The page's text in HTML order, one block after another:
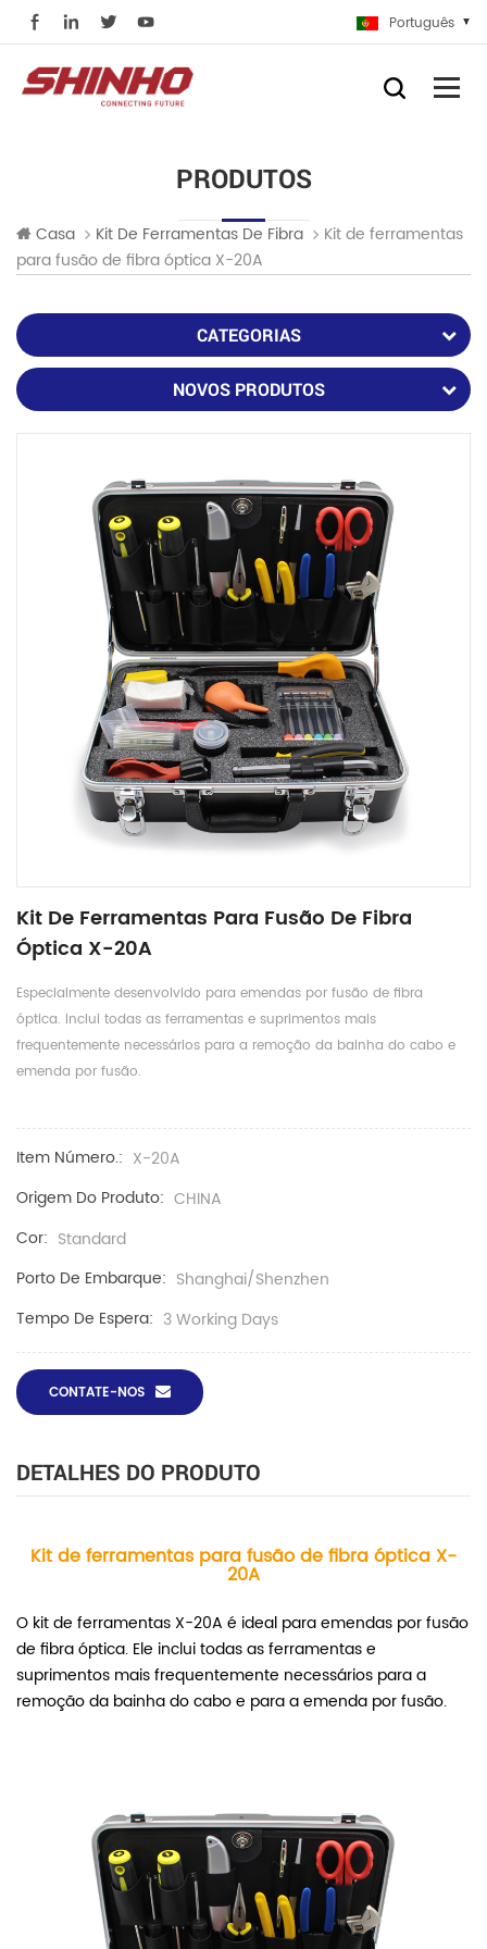
Português
PRODUTOS
Casa Kit De Ferramentas De Fibra
Kit de ferramentas
para fusão de fibra óptica X-20A
CATEGORIAS
NOVOS PRODUTOS
Kit De Ferramentas Para Fusão De Fibra
Óptica X-20A
Especialmente desenvolvido para emendas por fusão de fibra
óptica. Inclui todas as ferramentas e suprimentos mais
frequentemente necessários para a remoção da bainha do cabo e
emenda por fusão.
Item Número.: X-20A
Origem Do Produto: CHINA
Cor: Standard
Porto De Embarque: Shanghai/Shenzhen
Tempo De Espera: 3 Working Days
CONTATE-NOS
DETALHES DO PRODUTO
Kit de ferramentas para fusão de fibra óptica X-
20A
O kit de ferramentas X-20A é ideal para emendas por fusão
de fibra óptica. Ele inclui todas as ferramentas e
suprimentos mais frequentemente necessários para a
remoção da bainha do cabo e para a emenda por fusão.